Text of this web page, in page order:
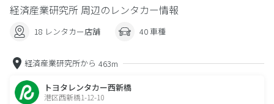
経済産業研究所 周辺のレンタカー情報
18 レンタカー店舗 40 車種
経済産業研究所から 463m
トヨタレンタカー西新橋
港区西新橋1-12-10